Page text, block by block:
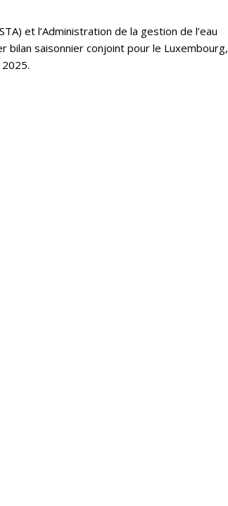
et l’Administration de la gestion de l’eau
bilan saisonnier conjoint pour le Luxembourg,